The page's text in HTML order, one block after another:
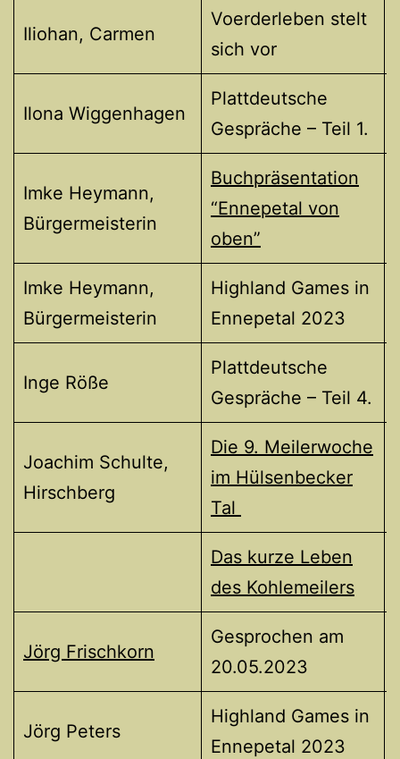
Iliohan, Carmen
Voerderleben stelt
sich vor
Ilona Wiggenhagen
Plattdeutsche
Gespräche – Teil 1.
Imke Heymann,
Bürgermeisterin
Buchpräsentation
“Ennepetal von
oben”
Imke Heymann,
Bürgermeisterin
Highland Games in
Ennepetal 2023
Inge Röße
Plattdeutsche
Gespräche – Teil 4.
Joachim Schulte,
Hirschberg
Die 9. Meilerwoche
im Hülsenbecker
Tal
Das kurze Leben
des Kohlemeilers
Jörg Frischkorn
Gesprochen am
20.05.2023
Jörg Peters
Highland Games in
Ennepetal 2023